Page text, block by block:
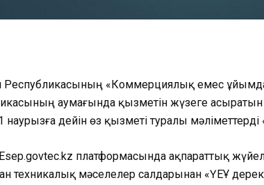
Республикасының «Коммерциялық емес
аумағында қызметін жүзеге
наурызға дейін өз қызметі туралы
платформасында ақпараттық
техникалық мәселелер салдарынан «ҮЕҰ